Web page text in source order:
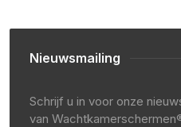
Nieuwsmailing
Schrijf u in voor onze
van